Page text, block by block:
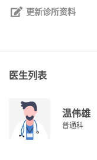
更新诊所资料
医生列表
温伟雄
普通科